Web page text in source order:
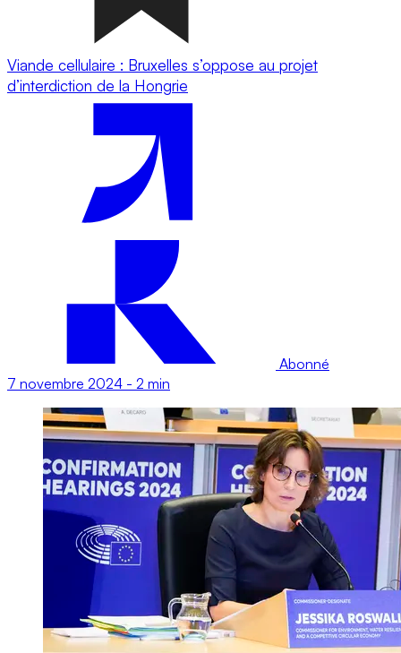
Viande cellulaire : Bruxelles s’oppose au projet
d’interdiction de la Hongrie
Abonné
7 novembre 2024 - 2 min